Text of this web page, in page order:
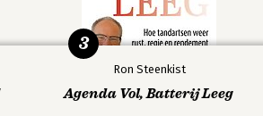
Ron Steenkist
Agenda Vol, Batterij Leeg
3